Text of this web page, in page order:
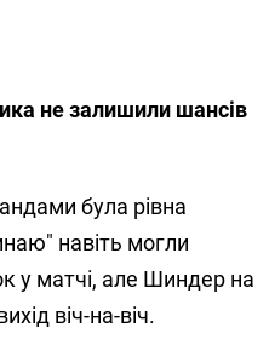
не залишили шансів
була рівна
навіть могли
у матчі, але Шиндер на
віч-на-віч.